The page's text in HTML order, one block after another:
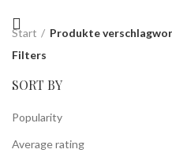
Start
Produkte
Filters
SORT BY
Popularity
Average rating